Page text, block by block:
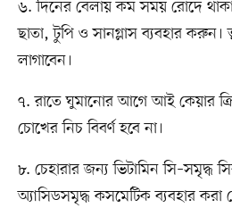
৬. দিনের বেলায় কম সময় রোদে
ছাতা, টুপি ও সানগ্লাস ব্যবহার করুন।
লাগাবেন।
৭. রাতে ঘুমানোর আগে আই কেয়ার
চোখের নিচ বিবর্ণ হবে না।
৮. চেহারার জন্য ভিটামিন সি–সমৃদ্ধ
অ্যাসিডসমৃদ্ধ কসমেটিক ব্যবহার করা